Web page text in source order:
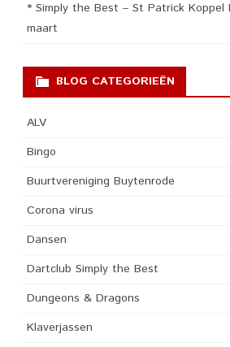
* Simply the Best – St Patrick Koppel
maart
BLOG CATEGORIEËN
ALV
Bingo
Buurtvereniging Buytenrode
Corona virus
Dansen
Dartclub Simply the Best
Dungeons & Dragons
Klaverjassen